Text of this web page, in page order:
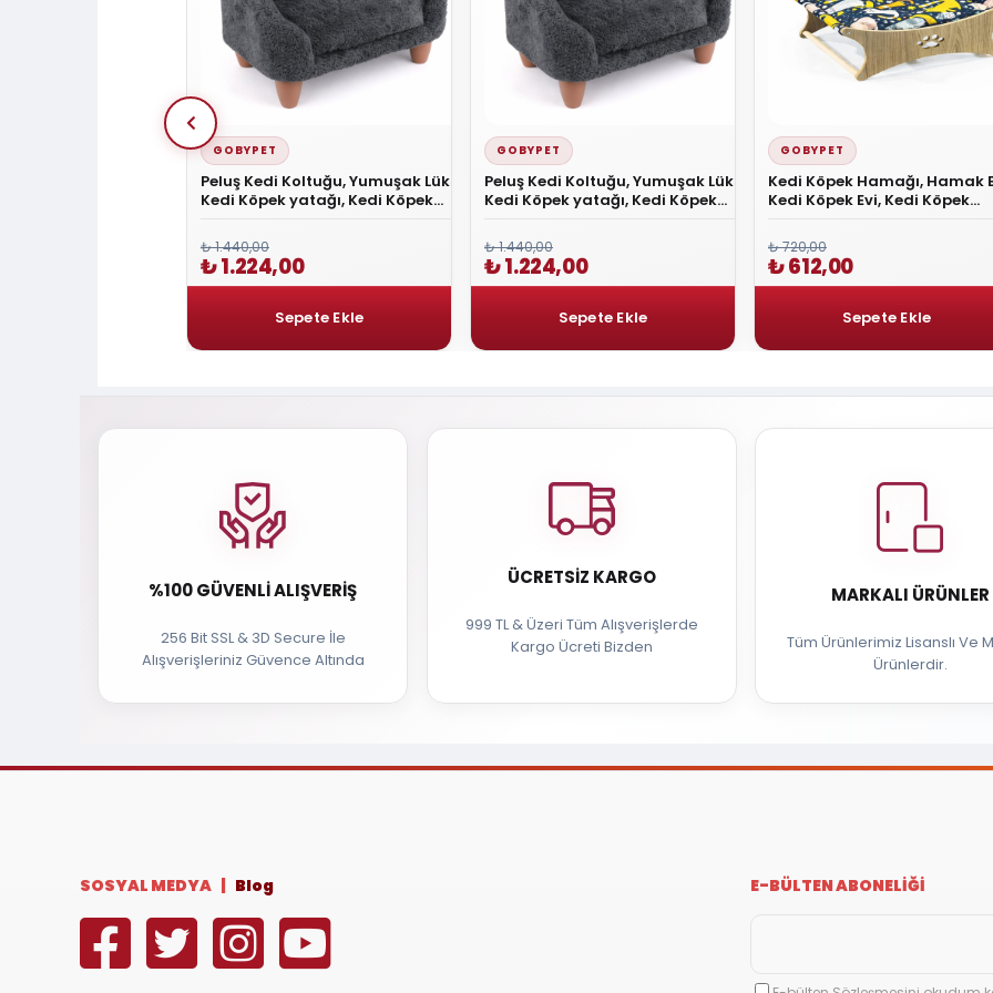
GOBYPET
Peluş Kedi Koltuğu, Yumuşak Lüks
Kedi Köpek yatağı, Kedi Köpek
₺ 1.440,00
₺ 1.224,00
GOBYPET
Peluş Kedi Koltuğu, Yumuşak Lüks
Kedi Köpek yatağı, Kedi Köpek
₺ 1.440,00
₺ 1.224,00
GOBYPET
Kedi Köpek Hamağı, Hamak
Kedi Köpek Evi, Kedi Köpek
₺ 720,00
₺ 612,00
%100 GÜVENLI ALIŞVERIŞ
256 Bit SSL & 3D Secure İle
Alışverişleriniz Güvence Altında
ÜCRETSIZ KARGO
999 TL & Üzeri Tüm Alışverişlerde
Kargo Ücreti Bizden
MARKALI ÜRÜNLER
Tüm Ürünlerimiz Lisanslı Ve
Ürünlerdir.
SOSYAL MEDYA | Blog E-BÜLTEN ABONELİĞİ